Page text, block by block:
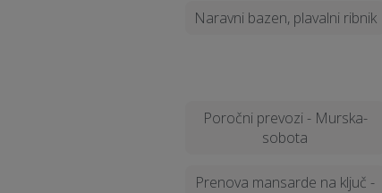
Naravni bazen, plavalni ribnik
Poročni prevozi - Murska-
sobota
Prenova mansarde na ključ -